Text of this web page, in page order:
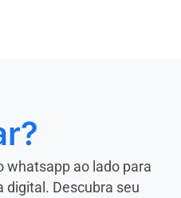
whatsapp ao lado para
digital. Descubra seu